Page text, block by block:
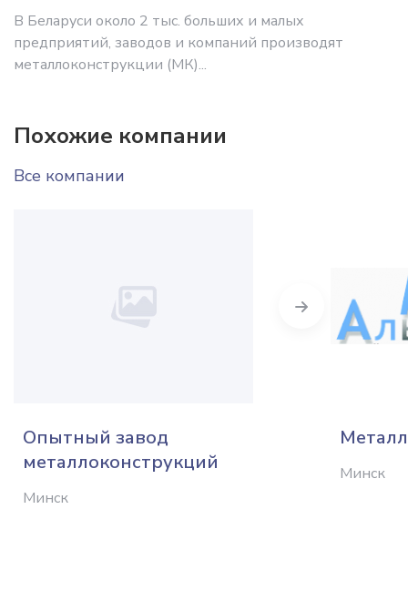
В Беларуси около 2 тыс. больших и малых
предприятий, заводов и компаний производят
металлоконструкции (МК)...
Похожие компании
Все компании
Опытный завод
металлоконструкций
Минск
Минск
Next